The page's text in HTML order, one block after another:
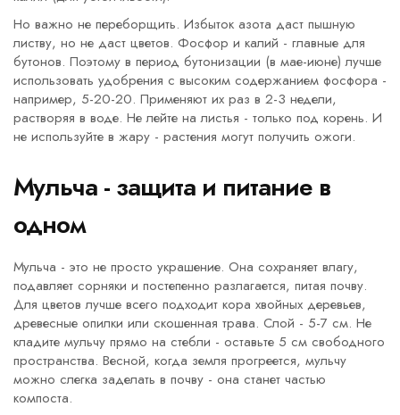
Но важно не переборщить. Избыток азота даст пышную
листву, но не даст цветов. Фосфор и калий - главные для
бутонов. Поэтому в период бутонизации (в мае-июне) лучше
использовать удобрения с высоким содержанием фосфора -
например, 5-20-20. Применяют их раз в 2-3 недели,
растворяя в воде. Не лейте на листья - только под корень. И
не используйте в жару - растения могут получить ожоги.
Мульча - защита и питание в
одном
Мульча - это не просто украшение. Она сохраняет влагу,
подавляет сорняки и постепенно разлагается, питая почву.
Для цветов лучше всего подходит кора хвойных деревьев,
древесные опилки или скошенная трава. Слой - 5-7 см. Не
кладите мульчу прямо на стебли - оставьте 5 см свободного
пространства. Весной, когда земля прогреется, мульчу
можно слегка заделать в почву - она станет частью
компоста.